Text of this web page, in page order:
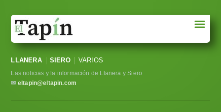
Sociedad
Política
☰
LLANERA SIERO VARIOS
Las noticias y la información de Llanera y Siero
✉ eltapin@eltapin.com